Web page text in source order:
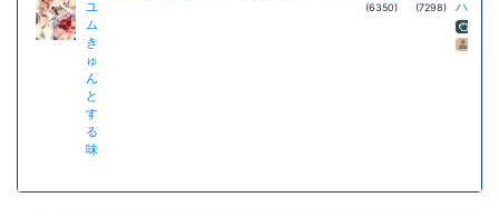
ユ
ム
き
ゅ
ん
と
す
る
味
(6350) (7298)
ハート
カード